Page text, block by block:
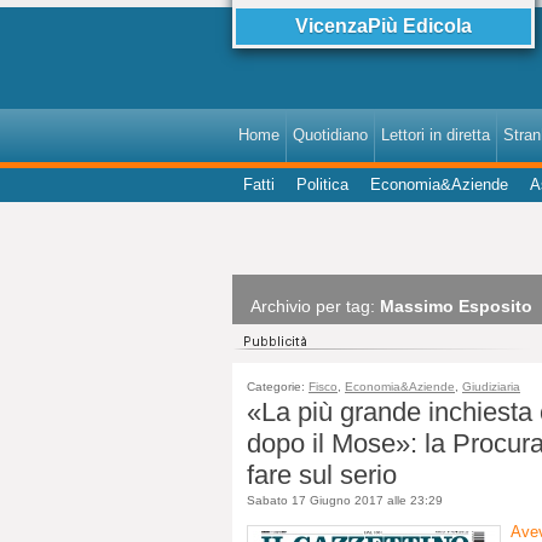
VicenzaPiù Edicola
Home Quotidiano Lettori in diretta
Fatti Politica Economia&Aziende
Archivio per tag: Massimo Esposito
Categorie: Fisco Economia&Aziende Giudiziaria
«La più grande
dopo il Mose»: la
fare sul serio
Sabato 17 Giugno 2017 alle 23:29